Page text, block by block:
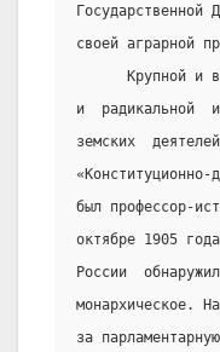
своей аграрной
Крупной и
и  радикальной
земских
был профессор-
октябре 1905
России
монархическое.
за